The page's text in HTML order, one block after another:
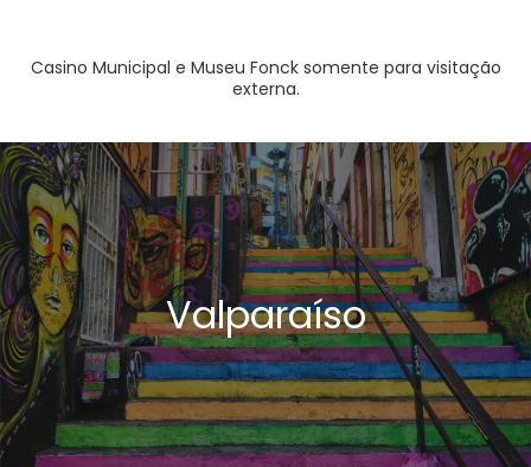
Casino Municipal e Museu Fonck somente para visitação
externa.
Valparaíso